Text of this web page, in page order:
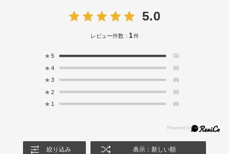
5.0
レビュー件数：1件
★ 5 (1)
★ 4 (0)
★ 3 (0)
★ 2 (0)
★ 1 (0)
絞り込み 表示：新しい順